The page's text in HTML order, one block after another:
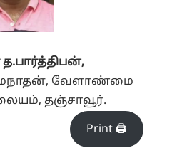
வேளாண்மை
தஞ்சாவூர்.
Print 🖨